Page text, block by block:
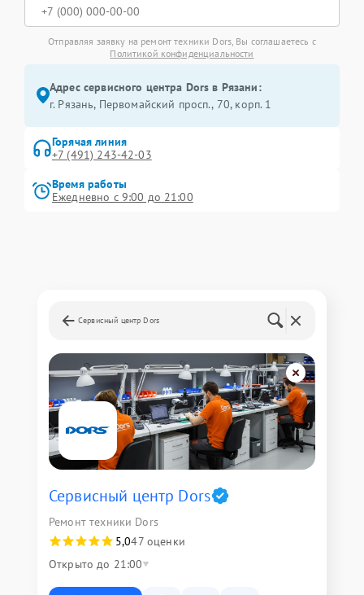
Отправляя заявку на ремонт техники Dors, Вы соглашаетесь с
Политикой конфиденциальности
Адрес сервисного центра Dors в Рязани:
г. Рязань, Первомайский просп., 70, корп. 1
Горячая линия
+7 (491) 243-42-03
Время работы
Ежедневно с 9:00 до 21:00
Сервисный центр Dors
Сервисный центр Dors
Ремонт техники Dors
5,047 оценки
Открыто до 21:00